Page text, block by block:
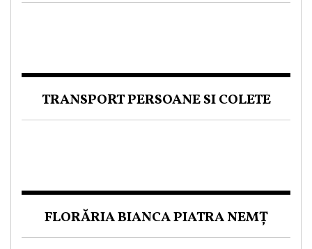
TRANSPORT PERSOANE SI COLETE
FLORĂRIA BIANCA PIATRA NEMȚ